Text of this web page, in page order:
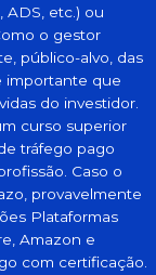
ADS, etc.) ou
o gestor
público-alvo, das
importante que
do investidor.
curso superior
tráfego pago
Caso o
provavelmente
Plataformas
Amazon e
com certificação.